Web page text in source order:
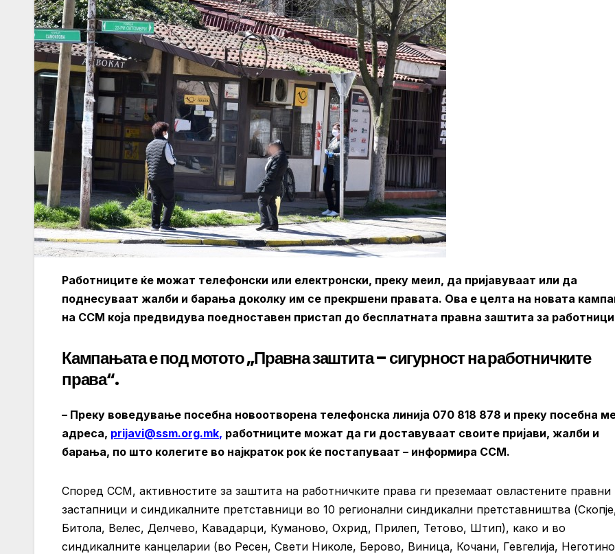
Работниците ќе можат телефонски или електронски, преку меил, да пријавуваат или да
поднесуваат жалби и барања доколку им се прекршени правата. Ова е целта на новата
на ССМ која предвидува поедноставен пристап до бесплатната правна заштита за
Кампањата е под мотото „Правна заштита – сигурност на работничките
права“.
– Преку воведување посебна новоотворена телефонска линија 070 818 878 и преку посебна
адреса, prijavi@ssm.org.mk, работниците можат да ги доставуваат своите пријави, жалби и
барања, по што колегите во најкраток рок ќе постапуваат – информира ССМ.
Според ССМ, активностите за заштита на работничките права ги преземаат овластените правни
застапници и синдикалните претставници во 10 регионални синдикални претставништва
Битола, Велес, Делчево, Кавадарци, Куманово, Охрид, Прилеп, Тетово, Штип), како и во
синдикалните канцеларии (во Ресен, Свети Николе, Берово, Виница, Кочани, Гевгелија,